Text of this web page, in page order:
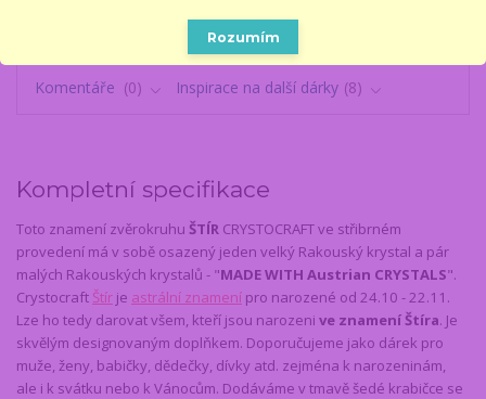
Parametry
Komentáře
0 Inspirace na další dárky 8
Kompletní specifikace
Toto znamení zvěrokruhu ŠTÍR CRYSTOCRAFT ve střibrném
provedení má v sobě osazený jeden velký Rakouský krystal a pár
malých Rakouských krystalů - "MADE WITH Austrian CRYSTALS".
Crystocraft Štír je astrální znamení pro narozené od 24.10 - 22.11.
Lze ho tedy darovat všem, kteří jsou narozeni ve znamení Štíra. Je
skvělým designovaným doplňkem. Doporučujeme jako dárek pro
muže, ženy, babičky, dědečky, dívky atd. zejména k narozeninám,
ale i k svátku nebo k Vánocům. Dodáváme v tmavě šedé krabičce se
Rozumím